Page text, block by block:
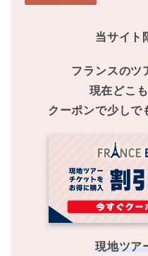
当サイト
フランスのツ
現在どこ
クーポンで少しで
現地ツア